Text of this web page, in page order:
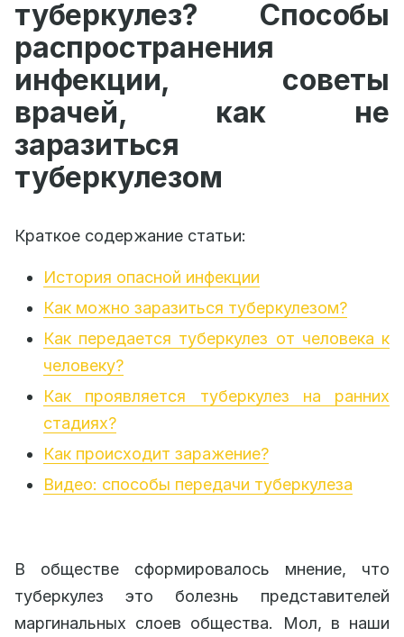
туберкулез? Способы
распространения
инфекции, советы
врачей, как не
заразиться
туберкулезом
Краткое содержание статьи:
История опасной инфекции
Как можно заразиться туберкулезом?
Как передается туберкулез от человека к
человеку?
Как проявляется туберкулез на ранних
стадиях?
Как происходит заражение?
Видео: способы передачи туберкулеза
В обществе сформировалось мнение, что
туберкулез это болезнь представителей
маргинальных слоев общества. Мол, в наши